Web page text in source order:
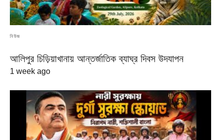
নিউজ
আলিপুর চিড়িয়াখানায় আন্তর্জাতিক ব্যাঘ্র দিবস উদযাপন
1 week ago